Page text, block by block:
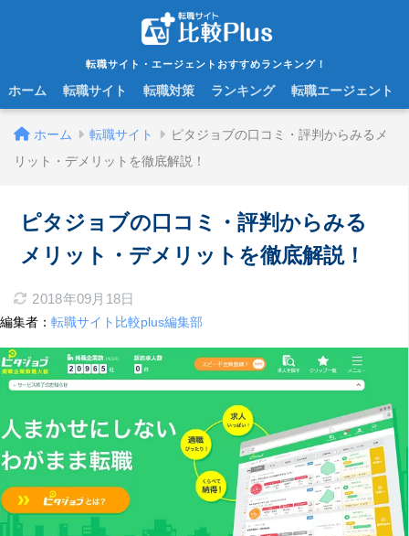
転職サイト・エージェントおすすめランキング！
ホーム 転職サイト 転職対策 ランキング 転職エージェント
ホーム 転職サイト
ピタジョブの口コミ・評判からみるメ
リット・デメリットを徹底解説！
ピタジョブの口コミ・評判からみる
メリット・デメリットを徹底解説！
2018年09月18日
編集者： 転職サイト比較plus編集部